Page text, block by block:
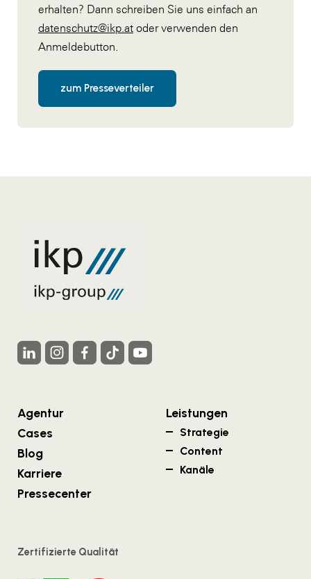
erhalten? Dann schreiben Sie uns einfach an
datenschutz@ikp.at oder verwenden den
Anmeldebutton.
zum Presseverteiler
Agentur
Cases
Blog
Karriere
Pressecenter
Leistungen
Strategie
Content
Kanäle
Zertifizierte Qualität